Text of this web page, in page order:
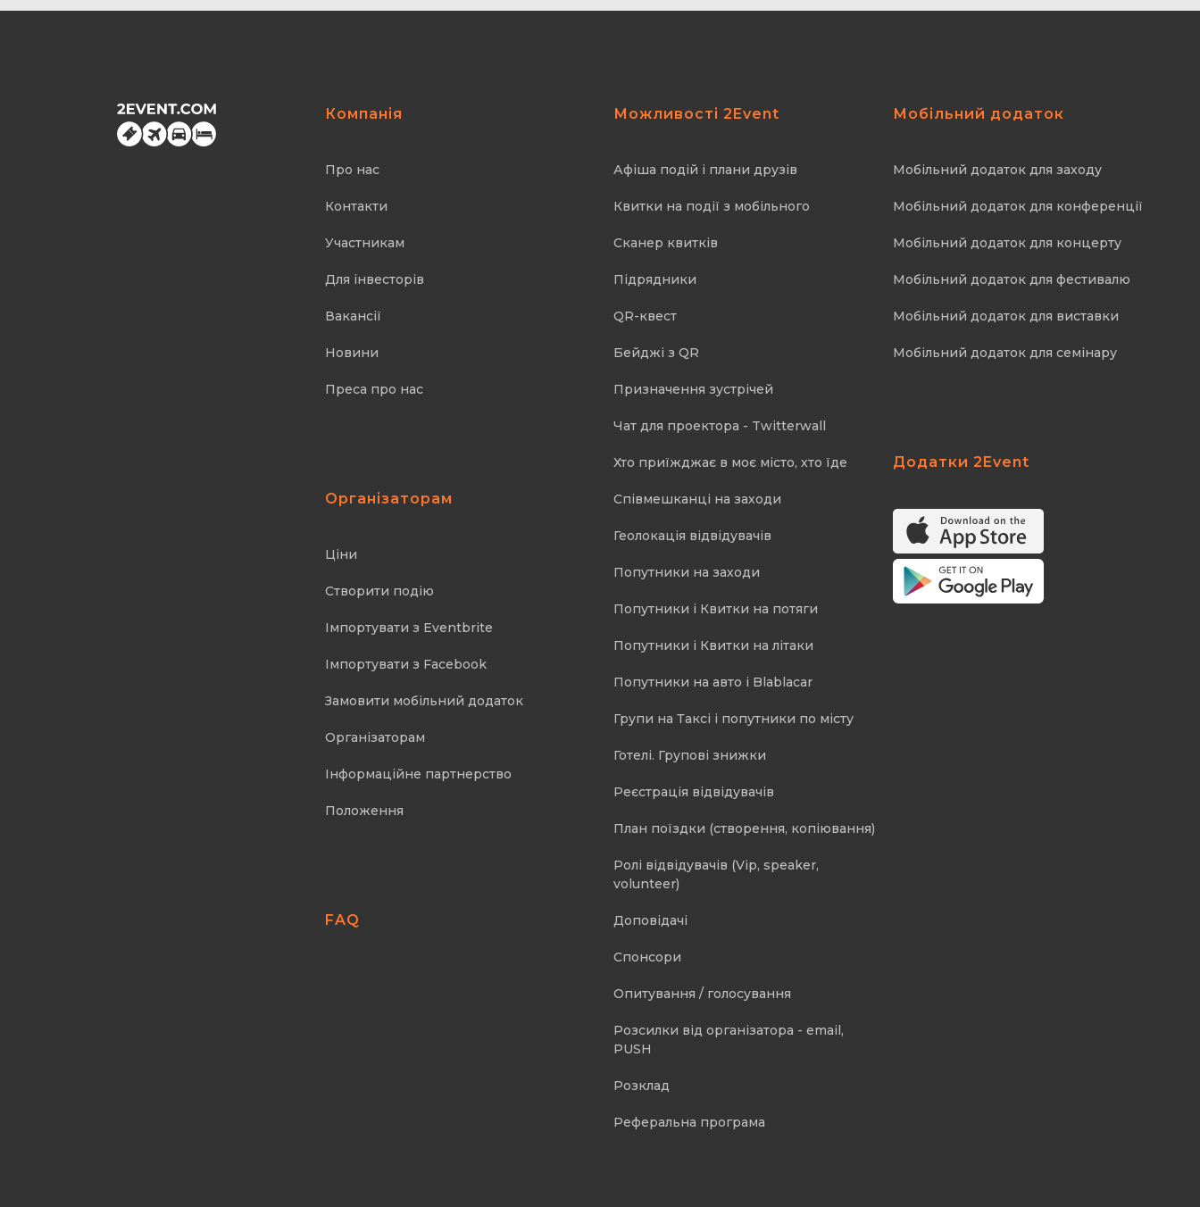
Компанія
Про нас
Контакти
Участникам
Для інвесторів
Вакансії
Новини
Преса про нас
Організаторам
Ціни
Створити подію
Імпортувати з Eventbrite
Імпортувати з Facebook
Замовити мобільний додаток
Організаторам
Інформаційне партнерство
Положення
FAQ
Можливості 2Event
Афіша подій і плани друзів
Квитки на події з мобільного
Cканер квитків
Підрядники
QR-квест
Бейджі з QR
Призначення зустрічей
Чат для проектора - Twitterwall
Хто приїжджає в моє місто, хто їде
Співмешканці на заходи
Геолокація відвідувачів
Попутники на заходи
Попутники і Квитки на потяги
Попутники і Квитки на літаки
Попутники на авто і Blablacar
Групи на Таксі і попутники по місту
Готелі. Групові знижки
Реєстрація відвідувачів
План поїздки (створення, копіювання)
Ролі відвідувачів (Vip, speaker,
volunteer)
Доповідачі
Спонсори
Опитування / голосування
Розсилки від організатора - email,
PUSH
Розклад
Реферальна програма
Мобільний додаток
Мобільний додаток для заходу
Мобільний додаток для конференції
Мобільний додаток для концерту
Мобільний додаток для фестивалю
Мобільний додаток для виставки
Мобільний додаток для семінару
Додатки 2Event